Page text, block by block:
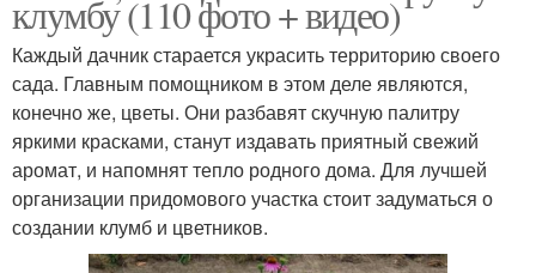
клумбу (110 фото + видео)
Каждый дачник старается украсить территорию своего
сада. Главным помощником в этом деле являются,
конечно же, цветы. Они разбавят скучную палитру
яркими красками, станут издавать приятный свежий
аромат, и напомнят тепло родного дома. Для лучшей
организации придомового участка стоит задуматься о
создании клумб и цветников.